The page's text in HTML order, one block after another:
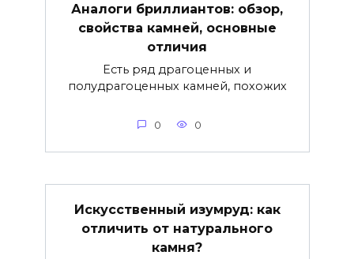
Аналоги бриллиантов: обзор,
свойства камней, основные
отличия
Есть ряд драгоценных и
полудрагоценных камней, похожих
0 0
Искусственный изумруд: как
отличить от натурального
камня?